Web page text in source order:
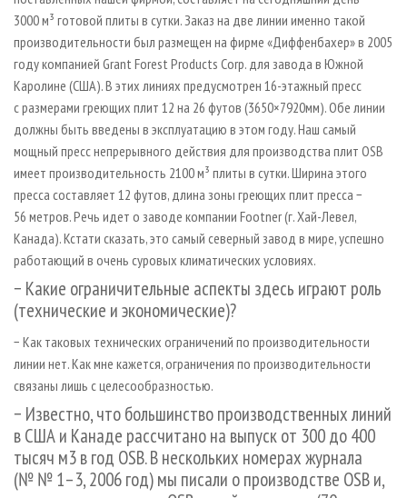
3000 м³ готовой плиты в сутки. Заказ на две линии именно такой
производительности был размещен на фирме «Диффенбахер» в 2005
году компанией Grant Forest Products Corp. для завода в Южной
Каролине (США). В этих линиях предусмотрен 16-этажный пресс
с размерами греющих плит 12 на 26 футов (3650×7920мм). Обе линии
должны быть введены в эксплуатацию в этом году. Наш самый
мощный пресс непрерывного действия для производства плит OSB
имеет производительность 2100 м³ плиты в сутки. Ширина этого
пресса составляет 12 футов, длина зоны греющих плит пресса −
56 метров. Речь идет о заводе компании Footner (г. Хай-Левел,
Канада). Кстати сказать, это самый северный завод в мире, успешно
работающий в очень суровых климатических условиях.
− Какие ограничительные аспекты здесь играют роль
(технические и экономические)?
− Как таковых технических ограничений по производительности
линии нет. Как мне кажется, ограничения по производительности
связаны лишь с целесообразностью.
− Известно, что большинство производственных линий
в США и Канаде рассчитано на выпуск от 300 до 400
тысяч м3 в год OSB. В нескольких номерах журнала
(№ № 1–3, 2006 год) мы писали о производстве OSB и,